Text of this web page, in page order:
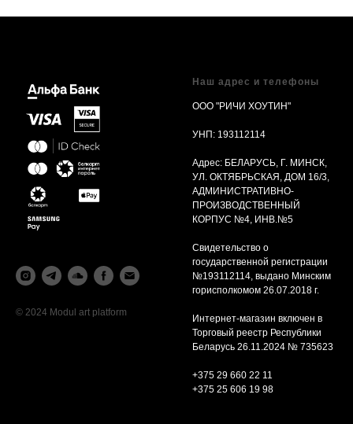
© 2024 Modul art platform
Наш адрес и телефоны
ООО "РИЧИ ХОУТИН"
УНП: 193112114
Адрес: БЕЛАРУСЬ, Г. МИНСК,
УЛ. ОКТЯБРЬСКАЯ, ДОМ 16/3,
АДМИНИСТРАТИВНО-
ПРОИЗВОДСТВЕННЫЙ
КОРПУС №4, ИНВ.№5
Свидетельство о
государственной регистрации
№193112114, выдано Минским
горисполкомом 26.07.2018 г.
Интернет-магазин включен в
Торговый реестр Республики
Беларусь 26.11.2024 № 735623
+375 29 660 22 11
+375 25 606 19 98